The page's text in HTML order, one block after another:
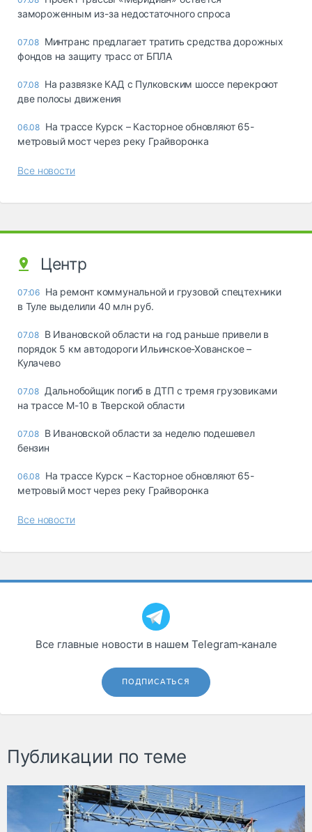
замороженным из-за недостаточного спроса
07.08 Минтранс предлагает тратить средства дорожных
фондов на защиту трасс от БПЛА
07.08 На развязке КАД с Пулковским шоссе перекроют
две полосы движения
06.08 На трассе Курск – Касторное обновляют 65-
метровый мост через реку Грайворонка
Все новости
Центр
07:06 На ремонт коммунальной и грузовой спецтехники
в Туле выделили 40 млн руб.
07.08 В Ивановской области на год раньше привели в
порядок 5 км автодороги Ильинское-Хованское –
Кулачево
07.08 Дальнобойщик погиб в ДТП с тремя грузовиками
на трассе М-10 в Тверской области
07.08 В Ивановской области за неделю подешевел
бензин
06.08 На трассе Курск – Касторное обновляют 65-
метровый мост через реку Грайворонка
Все новости
Все главные новости в нашем Telegram‑канале
ПОДПИСАТЬСЯ
Публикации по теме